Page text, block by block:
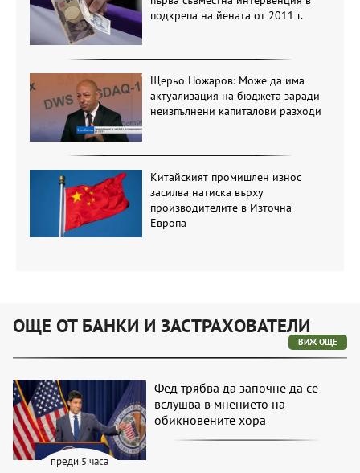
подкрепа на йената от 2011 г.
Щерьо Ножаров: Може да има
актуализация на бюджета заради
неизпълнени капиталови разходи
Китайският промишлен износ
засилва натиска върху
производителите в Източна
Европа
ОЩЕ ОТ БАНКИ И ЗАСТРАХОВАТЕЛИ
ВИЖ ОЩЕ
преди 5 часа
Фед трябва да започне да се
вслушва в мнението на
обикновените хора